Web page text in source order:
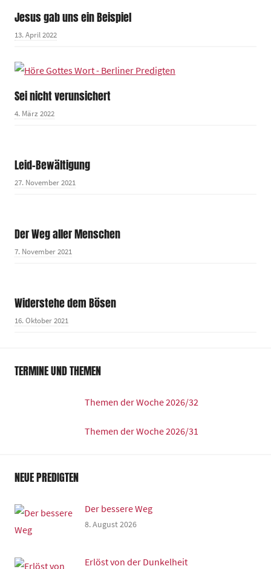
Jesus gab uns ein Beispiel
13. April 2022
Sei nicht verunsichert
4. März 2022
Leid-Bewältigung
27. November 2021
Der Weg aller Menschen
7. November 2021
Widerstehe dem Bösen
16. Oktober 2021
TERMINE UND THEMEN
Themen der Woche 2026/32
Themen der Woche 2026/31
NEUE PREDIGTEN
Der bessere Weg
8. August 2026
Erlöst von der Dunkelheit